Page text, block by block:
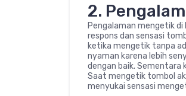
2.
Pengalaman mengetik
respons dan sensasi
ketika mengetik tanpa
nyaman karena lebih
dengan baik. Sementara
Saat mengetik tombol
menyukai sensasi